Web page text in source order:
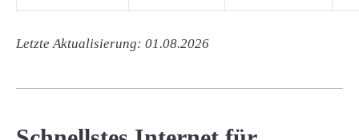
Letzte Aktualisierung: 01.08.2026